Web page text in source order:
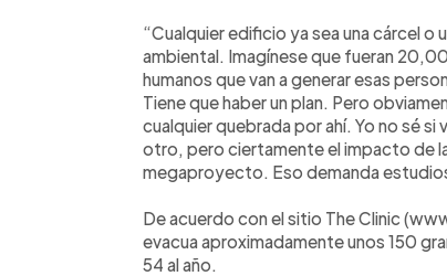
“Cualquier edificio ya sea una cárcel
ambiental. Imagínese que fueran
humanos que van a generar esas
Tiene que haber un plan. Pero
cualquier quebrada por ahí. Yo no sé si
otro, pero ciertamente el impacto de
megaproyecto. Eso demanda
De acuerdo con el sitio The Clinic
evacua aproximadamente unos 150
54 al año.